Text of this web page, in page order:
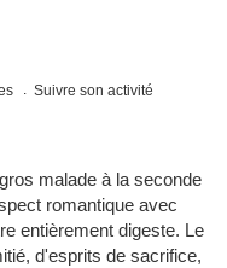
Suivre son activité
malade à la seconde
romantique avec
entièrement digeste. Le
d'esprits de sacrifice,